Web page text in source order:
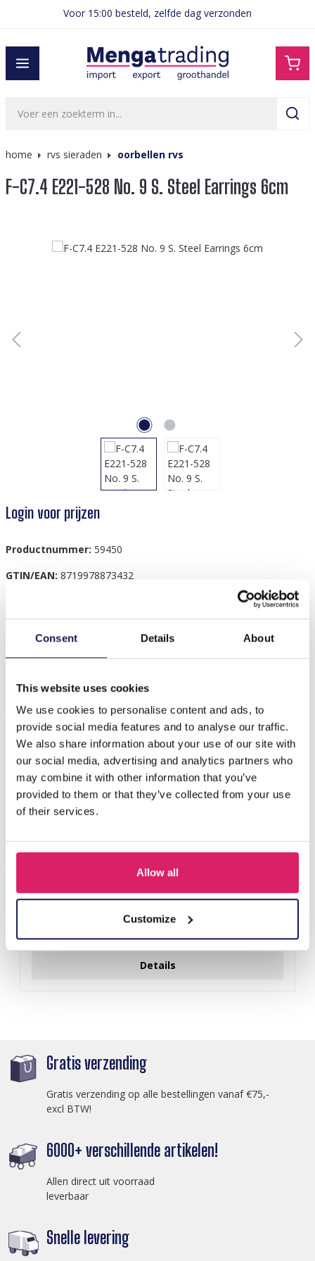
Consent Details About
This website uses cookies
We use cookies to personalise content and ads, to
provide social media features and to analyse our traffic.
We also share information about your use of our site with
our social media, advertising and analytics partners who
may combine it with other information that you’ve
provided to them or that they’ve collected from your use
of their services.
Allow all
Customize
Voor 15:00 besteld, zelfde dag verzonden
home rvs sieraden oorbellen rvs
F-C7.4 E221-528 No. 9 S. Steel Earrings 6cm
Afbeeldingengalerij overslaan
Login voor prijzen
Productnummer: 59450
GTIN/EAN: 8719978873432
Beschrijving
F-C7.4 E221-528 No. 9 S. Steel Earrings 6cm
Anderen kochten ook
Login voor prijzen
Details
Gratis verzending
Gratis verzending op alle bestellingen vanaf €75,-
excl BTW!
6000+ verschillende artikelen!
Allen direct uit voorraad
leverbaar
Snelle levering